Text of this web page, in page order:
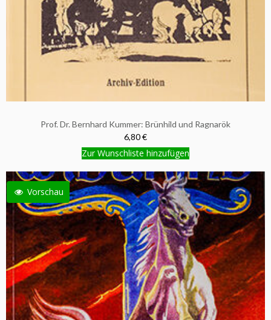
Prof. Dr. Bernhard Kummer: Brünhild und Ragnarök
6,80 €
Zur Wunschliste hinzufügen
Vorschau